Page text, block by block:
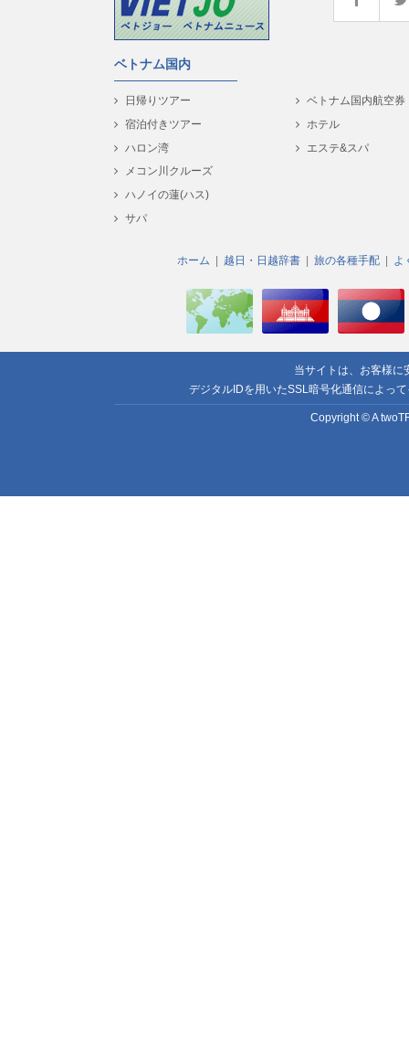
ベトナム国内
日帰りツアー
宿泊付きツアー
ハロン湾
メコン川クルーズ
ハノイの蓮(ハス)
サパ
ベトナム国内航空券
ホテル
エステ&スパ
ホーム 越日・日越辞書 旅の各種手配 よ
当サイトは、お客様に
デジタルIDを用いたSSL暗号化通信によっ
Copyright © A